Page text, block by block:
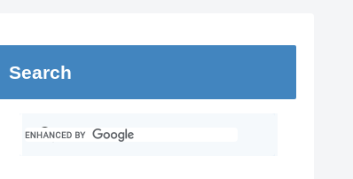
Search